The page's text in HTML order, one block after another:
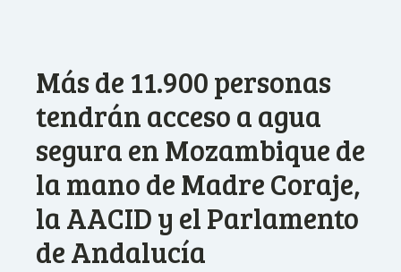
Más de 11.900 personas
tendrán acceso a agua
segura en Mozambique de
la mano de Madre Coraje,
la AACID y el Parlamento
de Andalucía